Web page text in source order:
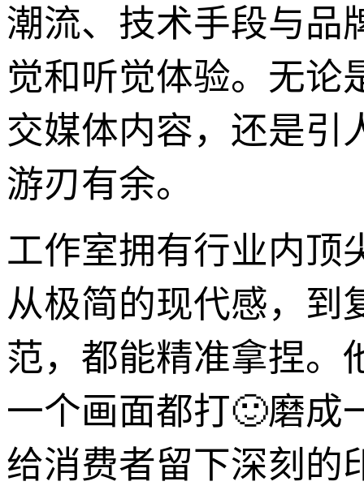
潮流、技术手段与品
觉和听觉体验。无论
交媒体内容，还是引
游刃有余。
工作室拥有行业内顶
从极简的现代感，到
范，都能精准拿捏。
一个画面都打🙂磨成
给消费者留下深刻的